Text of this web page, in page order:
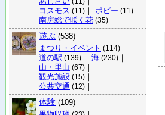
コスモス (11) ｜ ポピー (11) ｜
南房総で咲く花 (35) ｜
遊ぶ (538)
まつり・イベント (114) ｜
道の駅 (139) ｜ 海 (230) ｜
山・里山 (67) ｜
観光施設 (15) ｜
公共交通 (12) ｜
体験 (109)